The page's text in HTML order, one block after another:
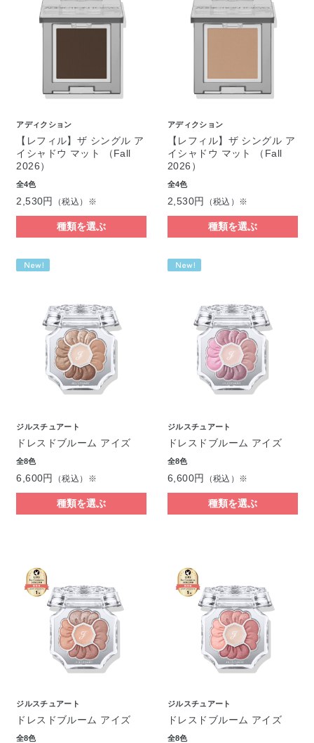
アディクション
【レフィル】ザ シングル ア
イシャドウ マット （Fall
2026）
全4色
2,530円 （税込）※
種類を選ぶ
アディクション
【レフィル】ザ シングル ア
イシャドウ マット （Fall
2026）
全4色
2,530円 （税込）※
種類を選ぶ
ジルスチュアート
ドレスドブルーム アイズ
全8色
6,600円 （税込）※
種類を選ぶ
ジルスチュアート
ドレスドブルーム アイズ
全8色
6,600円 （税込）※
種類を選ぶ
ジルスチュアート
ドレスドブルーム アイズ
全8色
ジルスチュアート
ドレスドブルーム アイズ
全8色